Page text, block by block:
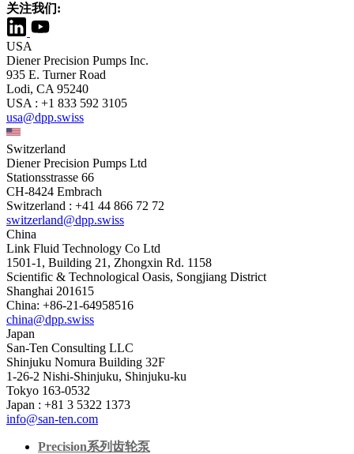
关注我们:
USA
Diener Precision Pumps Inc.
935 E. Turner Road
Lodi, CA 95240
USA : +1 833 592 3105
usa@dpp.swiss
Switzerland
Diener Precision Pumps Ltd
Stationsstrasse 66
CH-8424 Embrach
Switzerland : +41 44 866 72 72
switzerland@dpp.swiss
China
Link Fluid Technology Co Ltd
1501-1, Building 21, Zhongxin Rd. 1158
Scientific & Technological Oasis, Songjiang District
Shanghai 201615
China: +86-21-64958516
china@dpp.swiss
Japan
San-Ten Consulting LLC
Shinjuku Nomura Building 32F
1-26-2 Nishi-Shinjuku, Shinjuku-ku
Tokyo 163-0532
Japan : +81 3 5322 1373
info@san-ten.com
Precision系列齿轮泵